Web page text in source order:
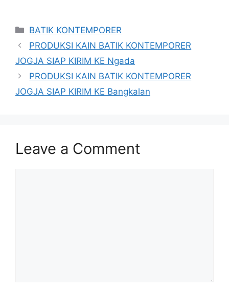
Categories
BATIK KONTEMPORER
PRODUKSI KAIN BATIK KONTEMPORER
JOGJA SIAP KIRIM KE Ngada
PRODUKSI KAIN BATIK KONTEMPORER
JOGJA SIAP KIRIM KE Bangkalan
Leave a Comment